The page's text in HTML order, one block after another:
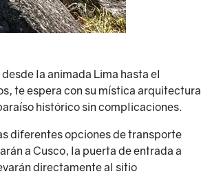
la animada Lima hasta el
te espera con su mística arquitectura
histórico sin complicaciones.
diferentes opciones de transporte
a Cusco, la puerta de entrada a
directamente al sitio